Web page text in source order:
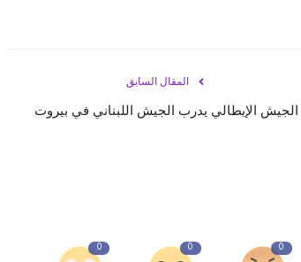
المقال السابق
الجيش الإيطالي يدرب الجيش اللبناني في بيروت
0
0
0